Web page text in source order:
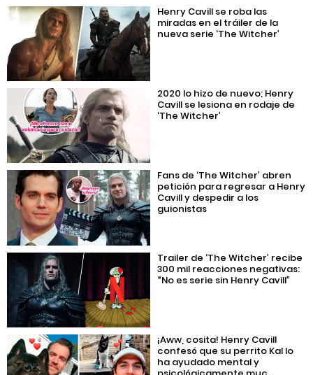
Henry Cavill se roba las
miradas en el tráiler de la
nueva serie ‘The Witcher’
2020 lo hizo de nuevo; Henry
Cavill se lesiona en rodaje de
‘The Witcher’
Fans de ‘The Witcher’ abren
petición para regresar a Henry
Cavill y despedir a los
guionistas
Trailer de ‘The Witcher’ recibe
300 mil reacciones negativas:
“No es serie sin Henry Cavill”
¡Aww, cosita! Henry Cavill
confesó que su perrito Kal lo
ha ayudado mental y